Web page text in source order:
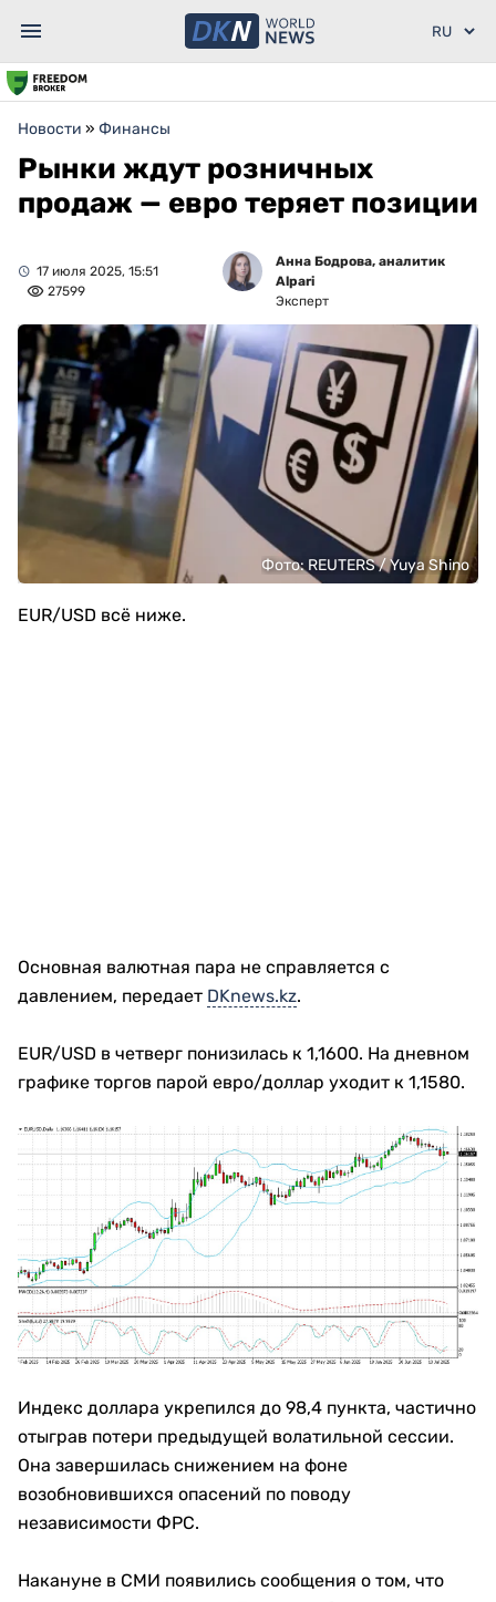
Новости » Финансы
Рынки ждут розничных
продаж — евро теряет позиции
17 июля 2025, 15:51
27599
Анна Бодрова, аналитик
Alpari
Эксперт
Фото: REUTERS / Yuya Shino
EUR/USD всё ниже.
Основная валютная пара не справляется с
давлением, передает DKnews.kz.
EUR/USD в четверг понизилась к 1,1600. На дневном
графике торгов парой евро/доллар уходит к 1,1580.
Индекс доллара укрепился до 98,4 пункта, частично
отыграв потери предыдущей волатильной сессии.
Она завершилась снижением на фоне
возобновившихся опасений по поводу
независимости ФРС.
Накануне в СМИ появились сообщения о том, что